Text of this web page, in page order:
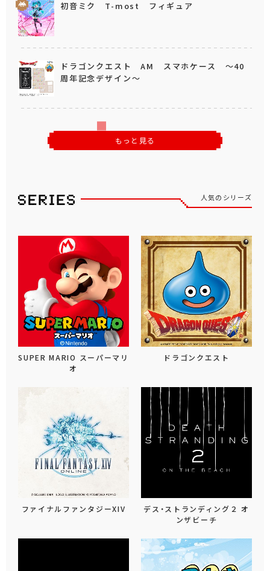
初音ミク T-most フィギュア
ドラゴンクエスト AM スマホケース ～40
周年記念デザイン～
もっと見る
人気のシリーズ
SUPER MARIO スーパーマリ
オ
ドラゴンクエスト
ファイナルファンタジーXIV
デス・ストランディング２ オ
ンザビーチ